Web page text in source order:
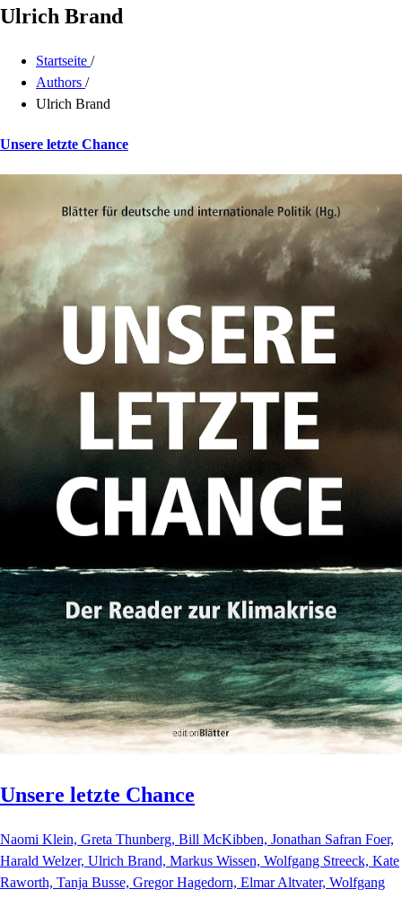
Ulrich Brand
Startseite /
Authors /
Ulrich Brand
Unsere letzte Chance
Unsere letzte Chance
Naomi Klein, Greta Thunberg, Bill McKibben, Jonathan Safran Foer,
Harald Welzer, Ulrich Brand, Markus Wissen, Wolfgang Streeck, Kate
Raworth, Tanja Busse, Gregor Hagedorn, Elmar Altvater, Wolfgang